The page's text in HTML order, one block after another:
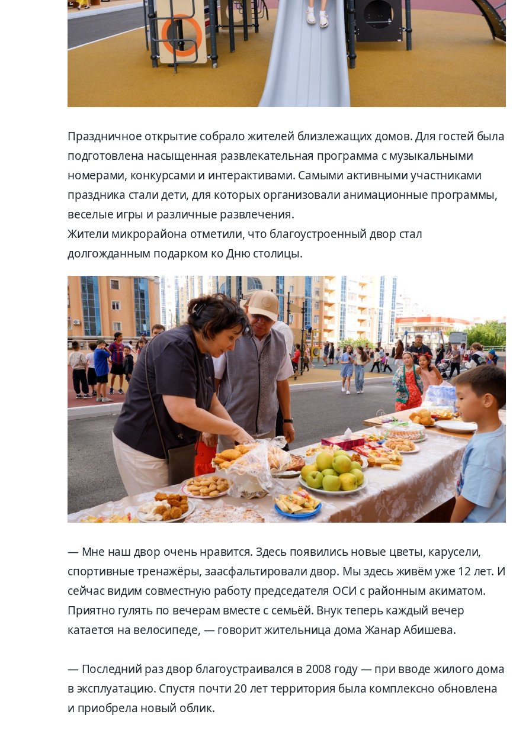
Праздничное открытие собрало жителей близлежащих домов. Для гостей была
подготовлена насыщенная развлекательная программа с музыкальными
номерами, конкурсами и интерактивами. Самыми активными участниками
праздника стали дети, для которых организовали анимационные программы,
веселые игры и различные развлечения.
Жители микрорайона отметили, что благоустроенный двор стал
долгожданным подарком ко Дню столицы.
— Мне наш двор очень нравится. Здесь появились новые цветы, карусели,
спортивные тренажёры, заасфальтировали двор. Мы здесь живём уже 12 лет. И
сейчас видим совместную работу председателя ОСИ с районным акиматом.
Приятно гулять по вечерам вместе с семьёй. Внук теперь каждый вечер
катается на велосипеде, — говорит жительница дома Жанар Абишева.
— Последний раз двор благоустраивался в 2008 году — при вводе жилого дома
в эксплуатацию. Спустя почти 20 лет территория была комплексно обновлена
и приобрела новый облик.